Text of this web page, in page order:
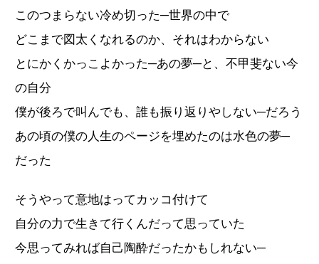
このつまらない冷め切った─世界の中で
どこまで図太くなれるのか、それはわからない
とにかくかっこよかった─あの夢─と、不甲斐ない今
の自分
僕が後ろで叫んでも、誰も振り返りやしない─だろう
あの頃の僕の人生のページを埋めたのは水色の夢─
だった
そうやって意地はってカッコ付けて
自分の力で生きて行くんだって思っていた
今思ってみれば自己陶酔だったかもしれない─